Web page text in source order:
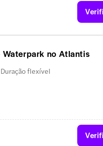
Waterpark no Atlantis
Duração flexível